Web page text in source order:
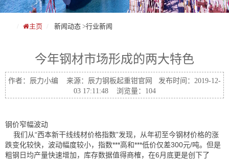
主页 新闻动态 >行业新闻
今年钢材市场形成的两大特色
作者：辰力小编 来源：辰力钢板起重钳官网 发布时间：2019-12-
03 17:11:48 浏览量：104
钢价窄幅波动
我们从“西本新干线线材价格指数”发现，从年初至今钢材价格的涨
跌变化较快，波动幅度较小，指数***高和***低价仅差300元/吨。但是
粗钢日均产量快速增加，库存数据值得商榷，在6月底更是创下了